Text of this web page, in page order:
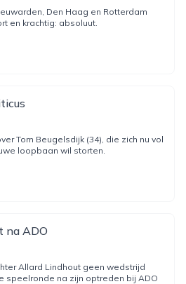
Den Haag en Rotterdam
en krachtig: absoluut.
Tom Beugelsdijk (34), die zich nu vol
loopbaan wil storten.
na ADO
Allard Lindhout geen wedstrijd
speelronde na zijn optreden bij ADO